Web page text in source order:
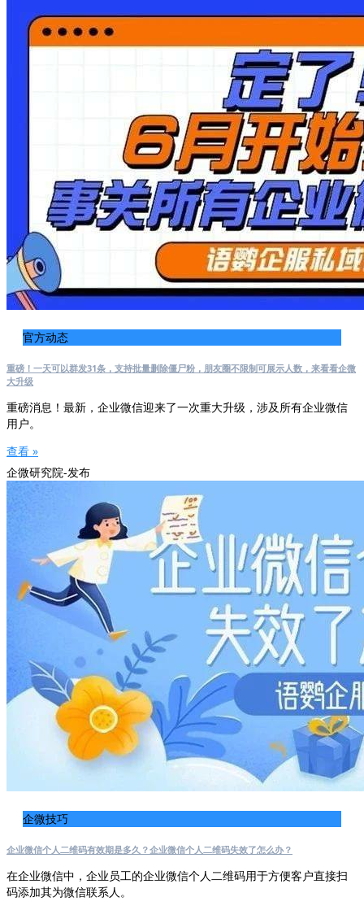
官方动态
重磅！一天可以群发31条，支持批量删除僵尸粉，朋友圈不限制可展示人数，来看看企微
大升级
重磅消息！最新，企业微信迎来了一次重大升级，涉及所有企业微信
用户。
查看 »
企微研究院-发布
企微技巧
企业微信个人二维码有效期是多久？企业微信个人二维码失效了怎么办？
在企业微信中，企业员工的企业微信个人二维码用于方便客户直接扫
码添加其为微信联系人。